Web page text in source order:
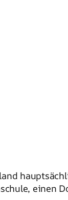
einen